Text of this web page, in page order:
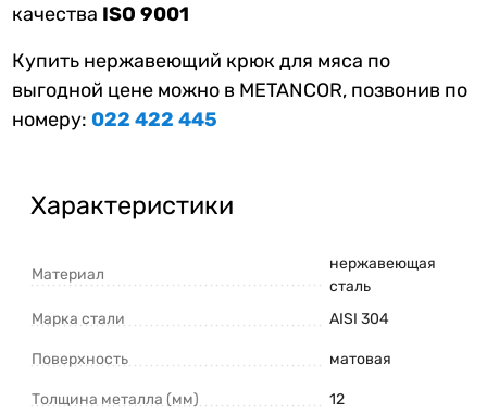
качества ISO 9001
Купить нержавеющий крюк для мяса по
выгодной цене можно в METANCOR, позвонив по
номеру: 022 422 445
Характеристики
Материал
нержавеющая
сталь
Марка стали
AISI 304
Поверхность матовая
Толщина металла (мм) 12